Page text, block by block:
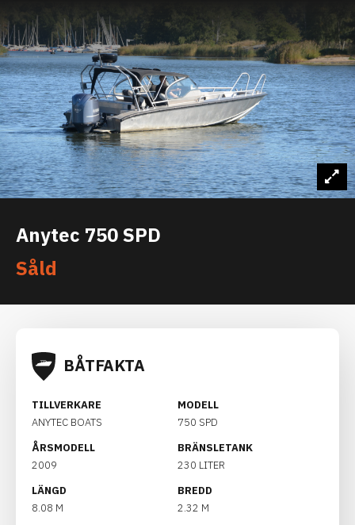
Anytec 750 SPD
Såld
BÅTFAKTA
TILLVERKARE
ANYTEC BOATS
MODELL
750 SPD
ÅRSMODELL
2009
BRÄNSLETANK
230 LITER
LÄNGD
8.08 M
BREDD
2.32 M